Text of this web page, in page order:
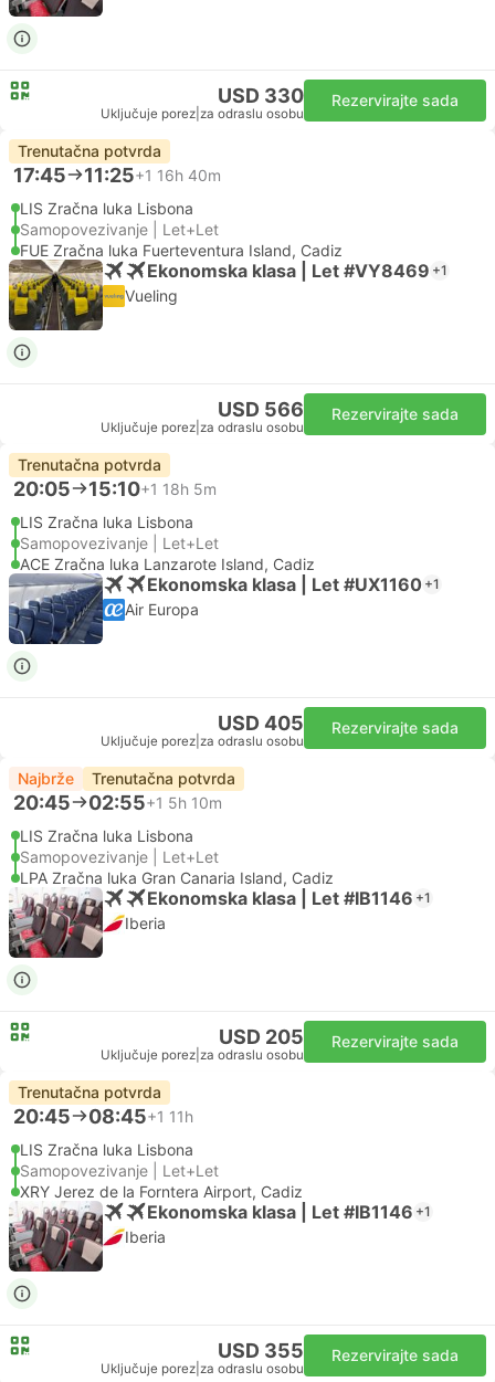
USD 330
Uključuje porez za odraslu osobu
Rezervirajte sada
Trenutačna potvrda
17:45 11:25+1 16h 40m
LIS Zračna luka Lisbona
Samopovezivanje | Let+Let
FUE Zračna luka Fuerteventura Island, Cadiz
Ekonomska klasa | Let #VY8469 +1
Vueling
USD 566
Uključuje porez za odraslu osobu
Rezervirajte sada
Trenutačna potvrda
20:05 15:10+1 18h 5m
LIS Zračna luka Lisbona
Samopovezivanje | Let+Let
ACE Zračna luka Lanzarote Island, Cadiz
Ekonomska klasa | Let #UX1160 +1
Air Europa
USD 405
Uključuje porez za odraslu osobu
Rezervirajte sada
Najbrže Trenutačna potvrda
20:45 02:55+1 5h 10m
LIS Zračna luka Lisbona
Samopovezivanje | Let+Let
LPA Zračna luka Gran Canaria Island, Cadiz
Ekonomska klasa | Let #IB1146 +1
Iberia
USD 205
Uključuje porez za odraslu osobu
Rezervirajte sada
Trenutačna potvrda
20:45 08:45+1 11h
LIS Zračna luka Lisbona
Samopovezivanje | Let+Let
XRY Jerez de la Forntera Airport, Cadiz
Ekonomska klasa | Let #IB1146 +1
Iberia
USD 355
Uključuje porez za odraslu osobu
Rezervirajte sada